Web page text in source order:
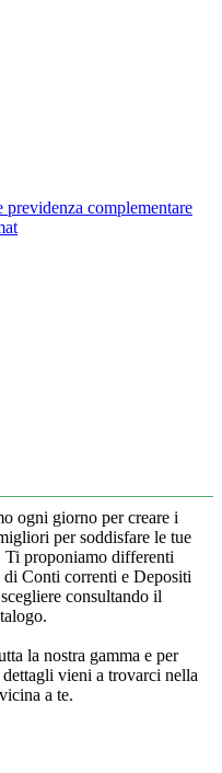
complementare
ogni giorno per creare i
per soddisfare le tue
Ti proponiamo differenti
Conti correnti e Depositi
consultando il
la nostra gamma e per
vieni a trovarci nella
a te.